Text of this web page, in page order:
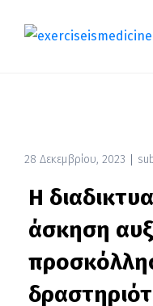
28 Δεκεμβρίου, 2023
Η
άσκηση